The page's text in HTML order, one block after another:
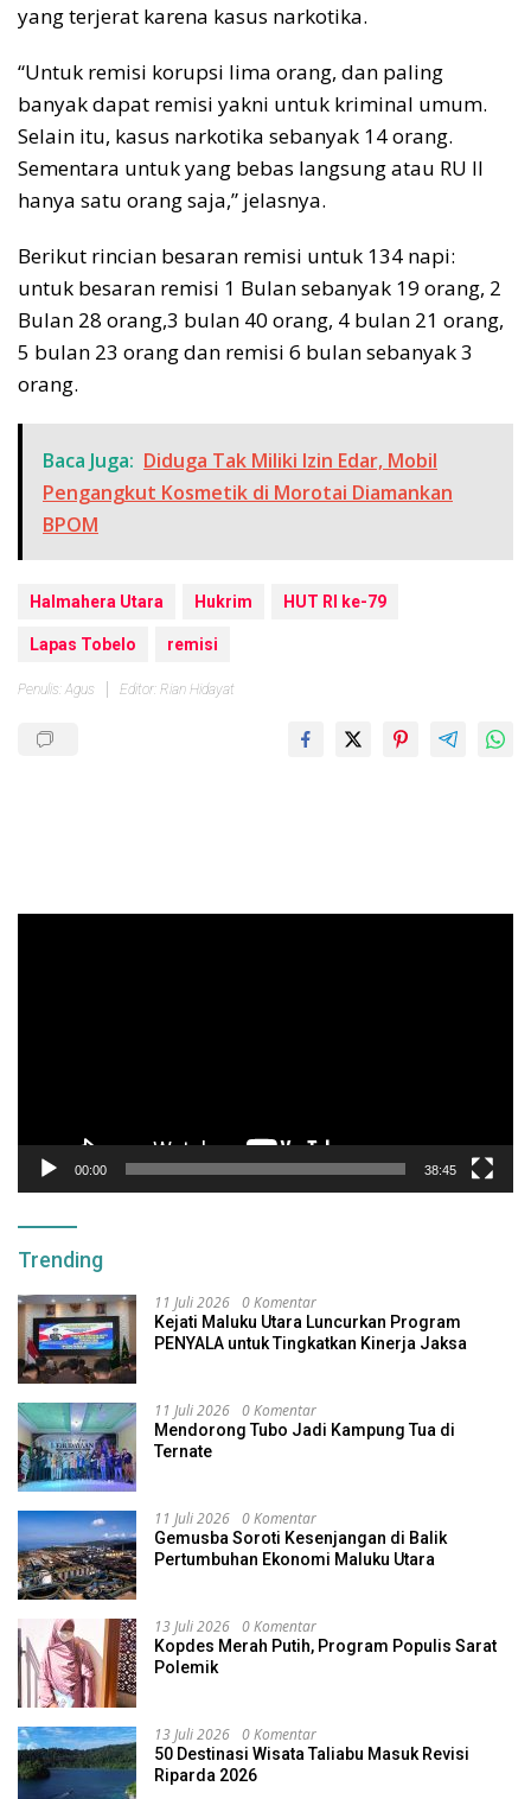
yang terjerat karena kasus narkotika.
“Untuk remisi korupsi lima orang, dan paling
banyak dapat remisi yakni untuk kriminal umum.
Selain itu, kasus narkotika sebanyak 14 orang.
Sementara untuk yang bebas langsung atau RU II
hanya satu orang saja,” jelasnya.
Berikut rincian besaran remisi untuk 134 napi:
untuk besaran remisi 1 Bulan sebanyak 19 orang, 2
Bulan 28 orang,3 bulan 40 orang, 4 bulan 21 orang,
5 bulan 23 orang dan remisi 6 bulan sebanyak 3
orang.
Baca Juga: Diduga Tak Miliki Izin Edar, Mobil
Pengangkut Kosmetik di Morotai Diamankan
BPOM
Halmahera Utara Hukrim HUT RI ke-79
Lapas Tobelo remisi
Penulis: Agus Editor: Rian Hidayat
00:00 38:45
Trending
11 Juli 2026 0 Komentar
Kejati Maluku Utara Luncurkan Program
PENYALA untuk Tingkatkan Kinerja Jaksa
11 Juli 2026 0 Komentar
Mendorong Tubo Jadi Kampung Tua di
Ternate
11 Juli 2026 0 Komentar
Gemusba Soroti Kesenjangan di Balik
Pertumbuhan Ekonomi Maluku Utara
13 Juli 2026 0 Komentar
Kopdes Merah Putih, Program Populis Sarat
Polemik
13 Juli 2026 0 Komentar
50 Destinasi Wisata Taliabu Masuk Revisi
Riparda 2026